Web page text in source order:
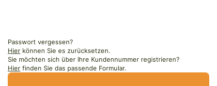
Passwort vergessen?
Hier können Sie es zurücksetzen.
Sie möchten sich über Ihre Kundennummer registrieren?
Hier finden Sie das passende Formular.